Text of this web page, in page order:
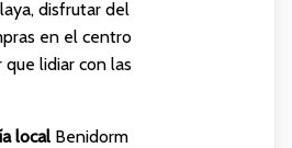
disfrutar del
en el centro
lidiar con las
localBenidorm